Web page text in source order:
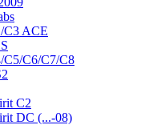
C3 ACE
C5/C6/C7/C8
C2
DC (...-08)